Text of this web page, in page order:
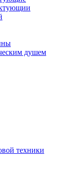
душем
техники